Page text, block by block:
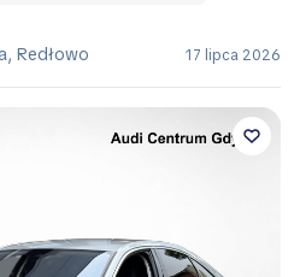
Redłowo
17 lipca 2026